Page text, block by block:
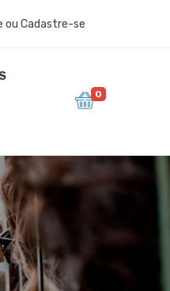
ou Cadastre-se
0